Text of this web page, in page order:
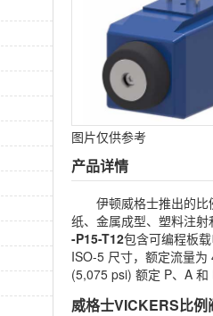
图片仅供参考
产品详情
伊顿威格士推出的比
纸、金属成型、塑料注射
-P15-T12包含可编程板
ISO-5 尺寸，额定流量
(5,075 psi) 额定 P、A 和
威格士VICKERS比例